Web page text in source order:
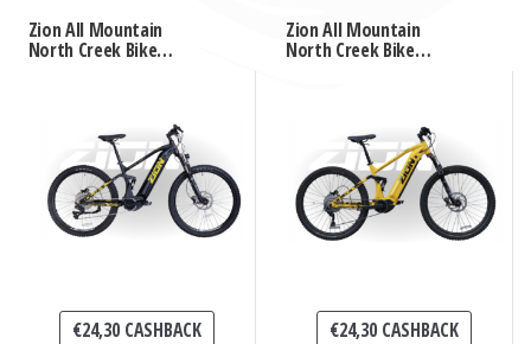
Zion All Mountain
North Creek Bike
€24,30CASHBACK
Zion All Mountain
North Creek Bike
€24,30 CASHBACK